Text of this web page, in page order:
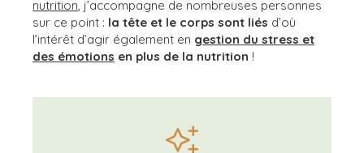
nutrition , j’accompagne de nombreuses personnes
sur ce point : la tête et le corps sont liés d’où
l’intérêt d’agir également en gestion du stress et
des émotions en plus de la nutrition !